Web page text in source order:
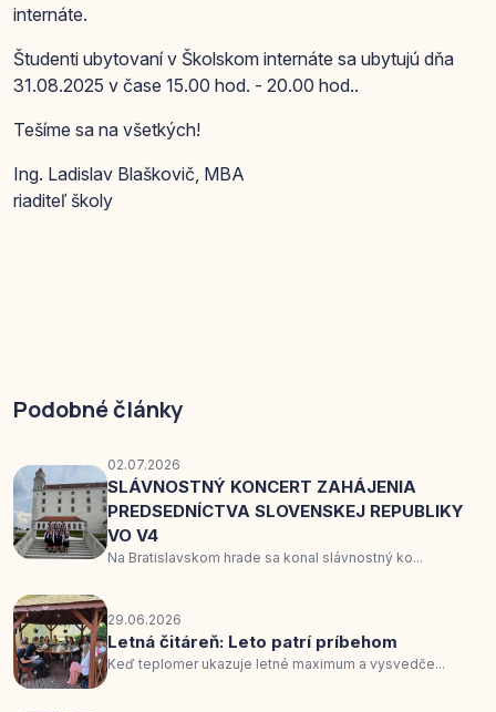
internáte.
Študenti ubytovaní v Školskom internáte sa ubytujú dňa
31.08.2025 v čase 15.00 hod. - 20.00 hod..
Tešíme sa na všetkých!
Ing. Ladislav Blaškovič, MBA
riaditeľ školy
Podobné články
02.07.2026
SLÁVNOSTNÝ KONCERT ZAHÁJENIA
PREDSEDNÍCTVA SLOVENSKEJ REPUBLIKY
VO V4
Na Bratislavskom hrade sa konal slávnostný ko...
29.06.2026
Letná čitáreň: Leto patrí príbehom
Keď teplomer ukazuje letné maximum a vysvedče...